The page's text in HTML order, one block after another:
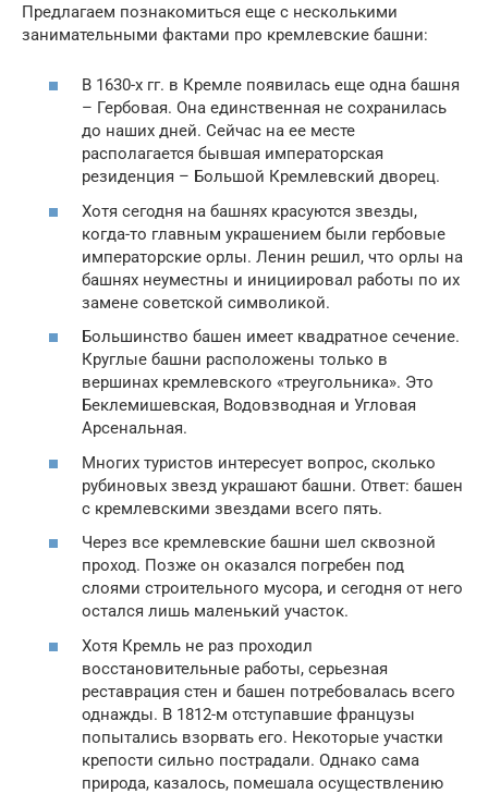
Предлагаем познакомиться еще с несколькими
занимательными фактами про кремлевские башни:
В 1630-х гг. в Кремле появилась еще одна башня
– Гербовая. Она единственная не сохранилась
до наших дней. Сейчас на ее месте
располагается бывшая императорская
резиденция – Большой Кремлевский дворец.
Хотя сегодня на башнях красуются звезды,
когда-то главным украшением были гербовые
императорские орлы. Ленин решил, что орлы на
башнях неуместны и инициировал работы по их
замене советской символикой.
Большинство башен имеет квадратное сечение.
Круглые башни расположены только в
вершинах кремлевского «треугольника». Это
Беклемишевская, Водовзводная и Угловая
Арсенальная.
Многих туристов интересует вопрос, сколько
рубиновых звезд украшают башни. Ответ: башен
с кремлевскими звездами всего пять.
Через все кремлевские башни шел сквозной
проход. Позже он оказался погребен под
слоями строительного мусора, и сегодня от него
остался лишь маленький участок.
Хотя Кремль не раз проходил
восстановительные работы, серьезная
реставрация стен и башен потребовалась всего
однажды. В 1812-м отступавшие французы
попытались взорвать его. Некоторые участки
крепости сильно пострадали. Однако сама
природа, казалось, помешала осуществлению